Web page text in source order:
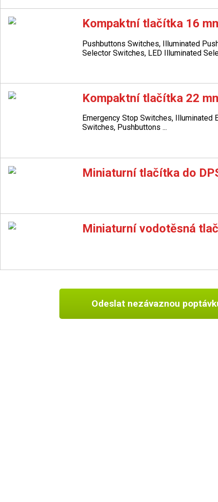
Kompaktní tlačítka 16
Pushbuttons Switches, Illuminated
Selector Switches, LED Illuminated
Kompaktní tlačítka 22
Emergency Stop Switches, Illuminated
Switches, Pushbuttons ...
Miniaturní tlačítka do
Miniaturní vodotěsná
Odeslat nezávaznou